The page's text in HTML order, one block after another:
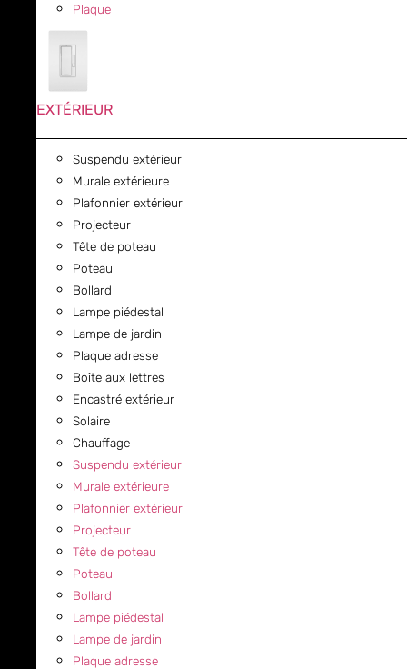
Plaque
EXTÉRIEUR
Suspendu extérieur
Murale extérieure
Plafonnier extérieur
Projecteur
Tête de poteau
Poteau
Bollard
Lampe piédestal
Lampe de jardin
Plaque adresse
Boîte aux lettres
Encastré extérieur
Solaire
Chauffage
Suspendu extérieur
Murale extérieure
Plafonnier extérieur
Projecteur
Tête de poteau
Poteau
Bollard
Lampe piédestal
Lampe de jardin
Plaque adresse